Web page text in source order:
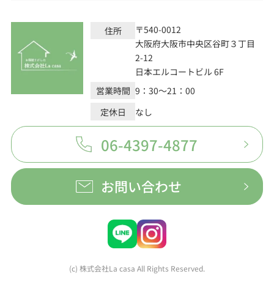
住所
〒540-0012
大阪府大阪市中央区谷町３丁目
2-12
日本エルコートビル 6F
営業時間 9：30～21：00
定休日
なし
06-4397-4877
お問い合わせ
(c) 株式会社La casa All Rights Reserved.